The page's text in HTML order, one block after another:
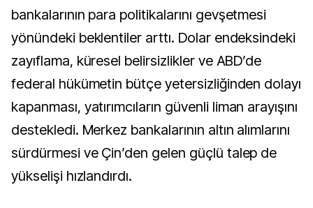
bankalarının para politikalarını gevşetmesi
yönündeki beklentiler arttı. Dolar endeksindeki
zayıflama, küresel belirsizlikler ve ABD’de
federal hükümetin bütçe yetersizliğinden dolayı
kapanması, yatırımcıların güvenli liman arayışını
destekledi. Merkez bankalarının altın alımlarını
sürdürmesi ve Çin’den gelen güçlü talep de
yükselişi hızlandırdı.